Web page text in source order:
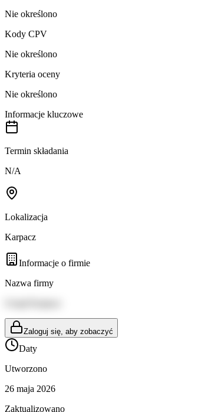
Nie określono
Kody CPV
Nie określono
Kryteria oceny
Nie określono
Informacje kluczowe
Termin składania
N/A
Lokalizacja
Karpacz
Informacje o firmie
Nazwa firmy
Zaloguj się, aby zobaczyć
Daty
Utworzono
26 maja 2026
Zaktualizowano